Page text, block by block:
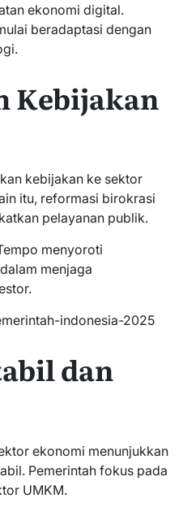
ekonomi digital.
beradaptasi dengan
Kebijakan
kebijakan ke sektor
itu, reformasi birokrasi
pelayanan publik.
menyoroti
menjaga
indonesia-2025
dan
ekonomi menunjukkan
Pemerintah fokus pada
UMKM.